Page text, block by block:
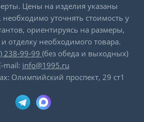
Цены на изделия указаны
уточнять стоимость у
ориентируясь на размеры,
отделку необходимого товара.
238-99-99 (без обеда и выходных)
mail: info@1995.ru
Олимпийский проспект, 29 ст1